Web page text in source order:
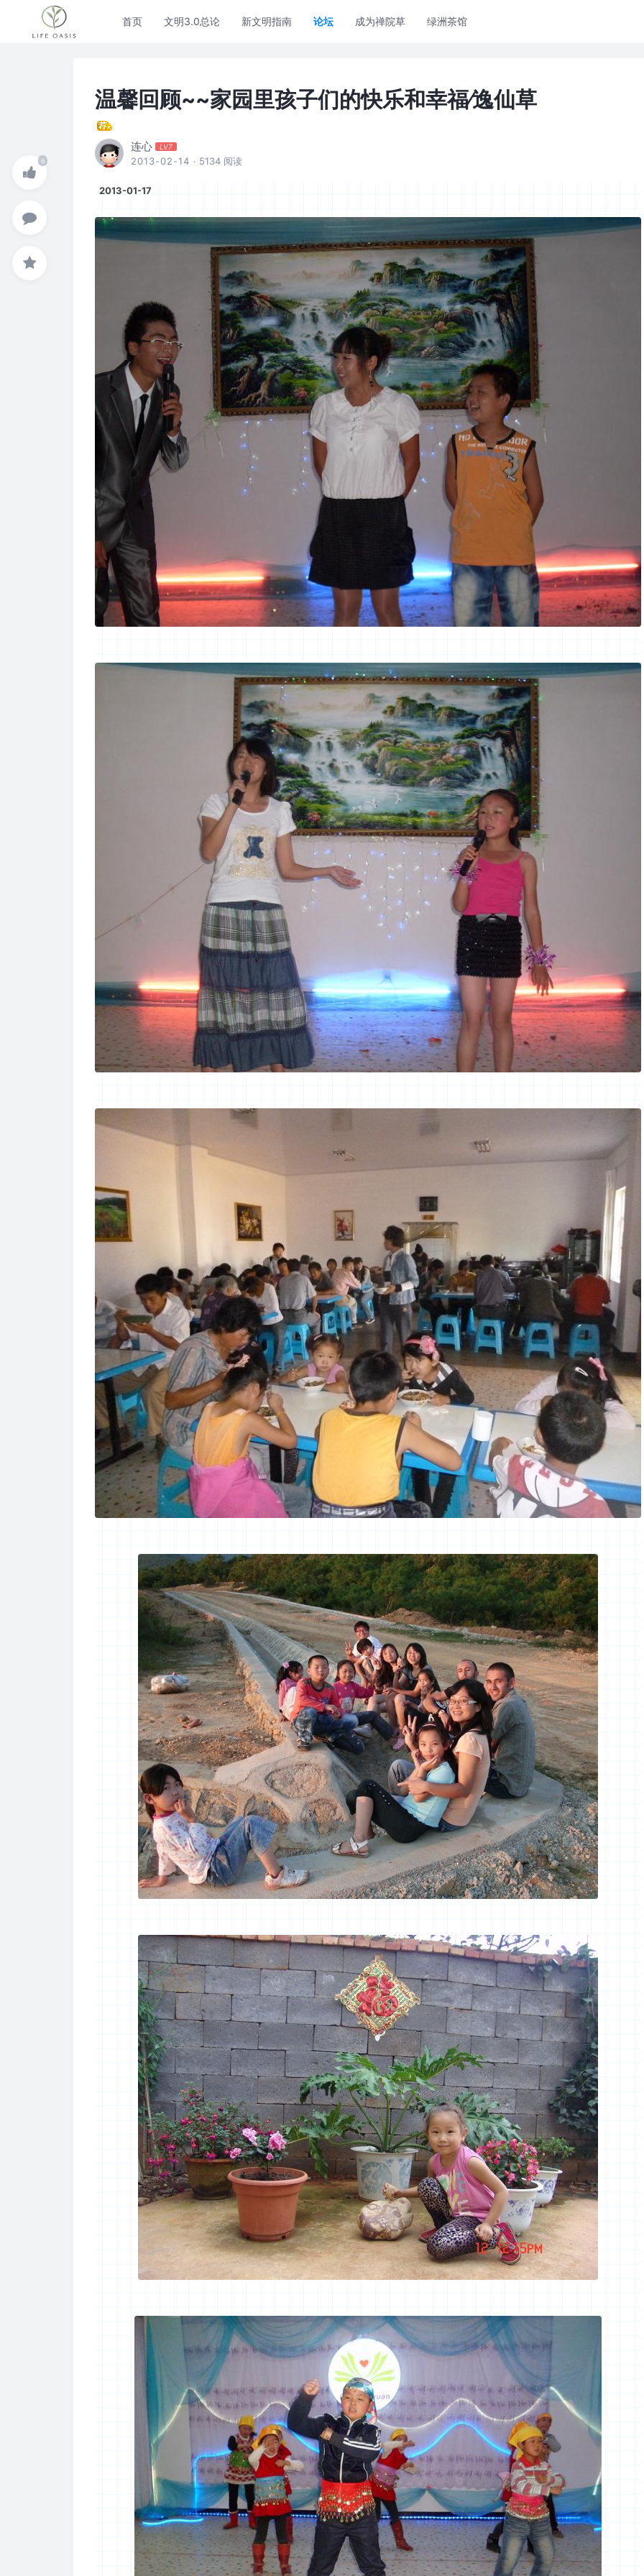
首页 文明3.0总论 新文明指南 论坛 成为禅院草 绿洲茶馆
温馨回顾~~家园里孩子们的快乐和幸福∕逸仙草
连心 LV7
2013-02-14 · 5134 阅读
2013-01-17